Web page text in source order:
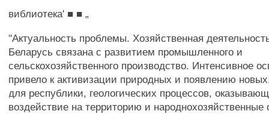
виблиотека' ■ ■ „
"Актуальность проблемы. Хозяйственная
Беларусь связана с развитием промышленного и
сельскохозяйственного производство. Интенсивное
привело к активизации природных и появлению
для республики, геологических процессов,
воздействие на территорию и